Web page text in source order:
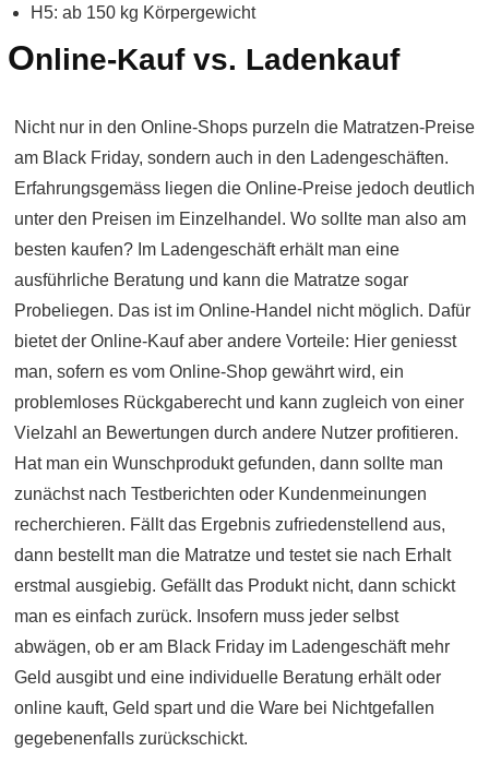
H5: ab 150 kg Körpergewicht
Online-Kauf vs. Ladenkauf
Nicht nur in den Online-Shops purzeln die Matratzen-Preise
am Black Friday, sondern auch in den Ladengeschäften.
Erfahrungsgemäss liegen die Online-Preise jedoch deutlich
unter den Preisen im Einzelhandel. Wo sollte man also am
besten kaufen? Im Ladengeschäft erhält man eine
ausführliche Beratung und kann die Matratze sogar
Probeliegen. Das ist im Online-Handel nicht möglich. Dafür
bietet der Online-Kauf aber andere Vorteile: Hier geniesst
man, sofern es vom Online-Shop gewährt wird, ein
problemloses Rückgaberecht und kann zugleich von einer
Vielzahl an Bewertungen durch andere Nutzer profitieren.
Hat man ein Wunschprodukt gefunden, dann sollte man
zunächst nach Testberichten oder Kundenmeinungen
recherchieren. Fällt das Ergebnis zufriedenstellend aus,
dann bestellt man die Matratze und testet sie nach Erhalt
erstmal ausgiebig. Gefällt das Produkt nicht, dann schickt
man es einfach zurück. Insofern muss jeder selbst
abwägen, ob er am Black Friday im Ladengeschäft mehr
Geld ausgibt und eine individuelle Beratung erhält oder
online kauft, Geld spart und die Ware bei Nichtgefallen
gegebenenfalls zurückschickt.